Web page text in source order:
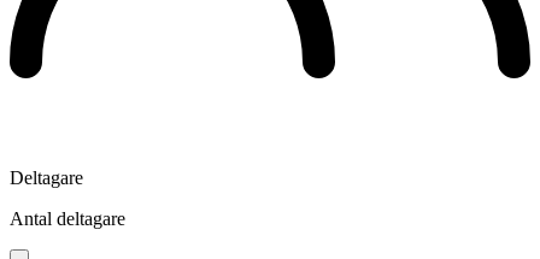
Deltagare
Antal deltagare